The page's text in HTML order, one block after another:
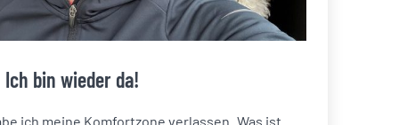
Ich bin wieder da!
ich meine Komfortzone verlassen. Was ist